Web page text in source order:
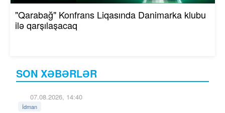
SON XƏBƏRLƏR
07.08.2026, 14:40
İdman
"Qarabağ" Konfrans Liqasında Danimarka klubu
ilə qarşılaşacaq